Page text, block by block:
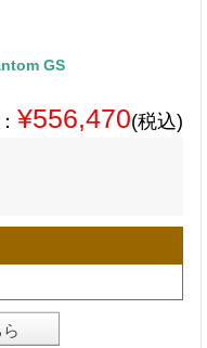
GS
¥556,470(税込)